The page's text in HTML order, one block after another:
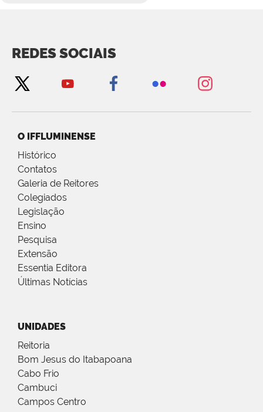
REDES SOCIAIS
O IFFLUMINENSE
Histórico
Contatos
Galeria de Reitores
Colegiados
Legislação
Ensino
Pesquisa
Extensão
Essentia Editora
Últimas Notícias
UNIDADES
Reitoria
Bom Jesus do Itabapoana
Cabo Frio
Cambuci
Campos Centro